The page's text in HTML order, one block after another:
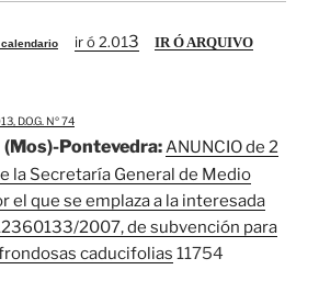
ir ó 2.013
IR Ó ARQUIVO
D.O.G. Nº 74
Pontevedra:ANUNCIO de 2
la Secretaría General de Medio
el que se emplaza a la interesada
2007, de subvención para
caducifolias 11754